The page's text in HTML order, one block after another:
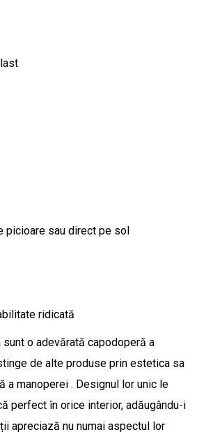
picioare sau direct pe sol
ridicată
sunt o adevărată capodoperă a
de alte produse prin estetica sa
a manoperei . Designul lor unic le
perfect în orice interior, adăugându-i
apreciază nu numai aspectul lor